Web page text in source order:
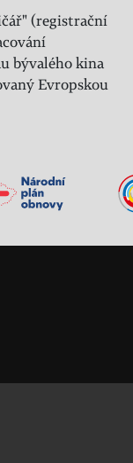
(registrační
bývalého kina
Evropskou